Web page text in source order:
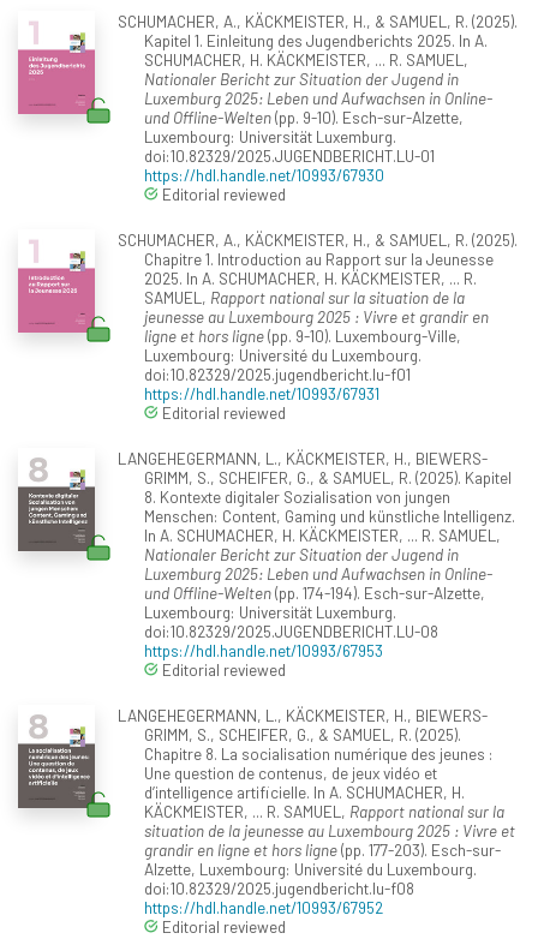
SCHUMACHER, A., KÄCKMEISTER, H., & SAMUEL, R. (2025).
Kapitel 1. Einleitung des Jugendberichts 2025. In A.
SCHUMACHER, H. KÄCKMEISTER, ... R. SAMUEL,
Nationaler Bericht zur Situation der Jugend in
Luxemburg 2025: Leben und Aufwachsen in Online-
und Offline-Welten(pp. 9-10). Esch-sur-Alzette,
Luxembourg: Universität Luxemburg.
doi:10.82329/2025.JUGENDBERICHT.LU-01
https://hdl.handle.net/10993/67930
Editorial reviewed
SCHUMACHER, A., KÄCKMEISTER, H., & SAMUEL, R. (2025).
Chapitre 1. Introduction au Rapport sur la Jeunesse
2025. In A. SCHUMACHER, H. KÄCKMEISTER, ... R.
SAMUEL, Rapport national sur la situation de la
jeunesse au Luxembourg 2025 : Vivre et grandir en
ligne et hors ligne(pp. 9-10). Luxembourg-Ville,
Luxembourg: Université du Luxembourg.
doi:10.82329/2025.jugendbericht.lu-f01
https://hdl.handle.net/10993/67931
Editorial reviewed
LANGEHEGERMANN, L., KÄCKMEISTER, H., BIEWERS-
GRIMM, S., SCHEIFER, G., & SAMUEL, R. (2025). Kapitel
8. Kontexte digitaler Sozialisation von jungen
Menschen: Content, Gaming und künstliche Intelligenz.
In A. SCHUMACHER, H. KÄCKMEISTER, ... R. SAMUEL,
Nationaler Bericht zur Situation der Jugend in
Luxemburg 2025: Leben und Aufwachsen in Online-
und Offline-Welten(pp. 174-194). Esch-sur-Alzette,
Luxembourg: Universität Luxemburg.
doi:10.82329/2025.JUGENDBERICHT.LU-08
https://hdl.handle.net/10993/67953
Editorial reviewed
LANGEHEGERMANN, L., KÄCKMEISTER, H., BIEWERS-
GRIMM, S., SCHEIFER, G., & SAMUEL, R. (2025).
Chapitre 8. La socialisation numérique des jeunes :
Une question de contenus, de jeux vidéo et
d’intelligence artificielle. In A. SCHUMACHER, H.
KÄCKMEISTER, ... R. SAMUEL, Rapport national sur la
situation de la jeunesse au Luxembourg 2025 : Vivre et
grandir en ligne et hors ligne(pp. 177-203). Esch-sur-
Alzette, Luxembourg: Université du Luxembourg.
doi:10.82329/2025.jugendbericht.lu-f08
https://hdl.handle.net/10993/67952
Editorial reviewed